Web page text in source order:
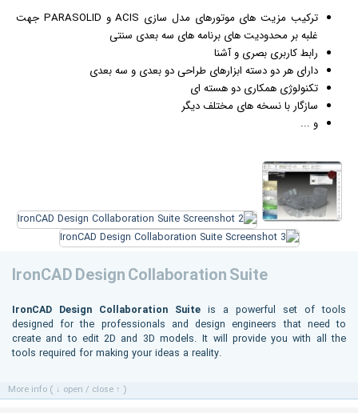
ترکیب مزیت های موتورهای مدل سازی ACIS و PARASOLID جهت
غلبه بر محدودیت های برنامه های سه بعدی سنتی
رابط کاربری بصری و آشنا
دارای هر دو دسته ابزارهای طراحی دو بعدی و سه بعدی
تکنولوژی همکاری دو هسته ای
سازگار با نسخه های مختلف دیگر
و ...
IronCAD Design Collaboration Suite
IronCAD Design Collaboration Suite is a powerful set of tools
designed for the professionals and design engineers that need to
create and to edit 2D and 3D models. It will provide you with all the
tools required for making your ideas a reality.
More info ( ↓ open / close ↑ )